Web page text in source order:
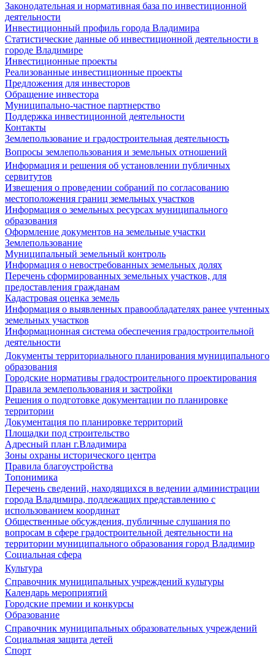
Законодательная и нормативная база по инвестиционной
деятельности
Инвестиционный профиль города Владимира
Статистические данные об инвестиционной деятельности в
городе Владимире
Инвестиционные проекты
Реализованные инвестиционные проекты
Предложения для инвесторов
Обращение инвестора
Муниципально-частное партнерство
Поддержка инвестиционной деятельности
Контакты
Землепользование и градостроительная деятельность
Вопросы землепользования и земельных отношений
Информация и решения об установлении публичных
сервитутов
Извещения о проведении собраний по согласованию
местоположения границ земельных участков
Информация о земельных ресурсах муниципального
образования
Оформление документов на земельные участки
Землепользование
Муниципальный земельный контроль
Информация о невостребованных земельных долях
Перечень сформированных земельных участков, для
предоставления гражданам
Кадастровая оценка земель
Информация о выявленных правообладателях ранее учтенных
земельных участков
Информационная система обеспечения градостроительной
деятельности
Документы территориального планирования муниципального
образования
Городские нормативы градостроительного проектирования
Правила землепользования и застройки
Решения о подготовке документации по планировке
территории
Документация по планировке территорий
Площадки под строительство
Адресный план г.Владимира
Зоны охраны исторического центра
Правила благоустройства
Топонимика
Перечень сведений, находящихся в ведении администрации
города Владимира, подлежащих представлению с
использованием координат
Общественные обсуждения, публичные слушания по
вопросам в сфере градостроительной деятельности на
территории муниципального образования город Владимир
Социальная сфера
Культура
Справочник муниципальных учреждений культуры
Календарь мероприятий
Городские премии и конкурсы
Образование
Справочник муниципальных образовательных учреждений
Социальная защита детей
Спорт